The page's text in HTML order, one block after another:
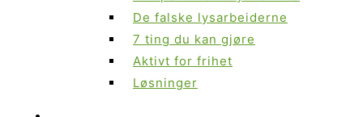
De falske lysarbeiderne
7 ting du kan gjøre
Aktivt for frihet
Løsninger